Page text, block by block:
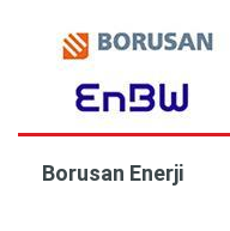
Borusan Enerji